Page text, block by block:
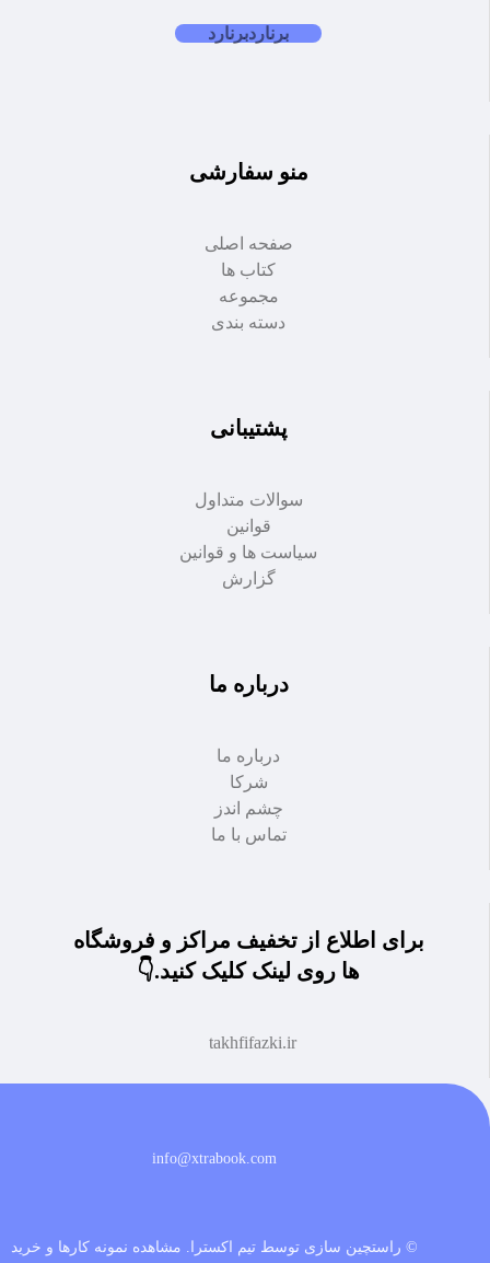
برناردبرنارد
منو سفارشی
صفحه اصلی
کتاب ها
مجموعه
دسته بندی
پشتیبانی
سوالات متداول
قوانین
سیاست ها و قوانین
گزارش
درباره ما
درباره ما
شرکا
چشم اندز
تماس با ما
برای اطلاع از تخفیف مراکز و فروشگاه
ها روی لینک کلیک کنید.👇
takhfifazki.ir
info@xtrabook.com
© راستچین سازی توسط تیم اکسترا. مشاهده نمونه کارها و خرید